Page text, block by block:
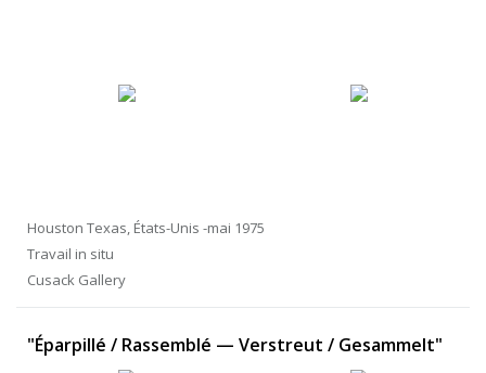
Houston Texas, États-Unis -mai 1975
Travail in situ
Cusack Gallery
"Éparpillé / Rassemblé — Verstreut / Gesammelt"